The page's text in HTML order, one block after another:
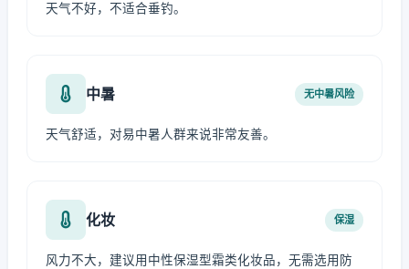
天气不好，不适合垂钓。
中暑 无中暑风险
天气舒适，对易中暑人群来说非常友善。
化妆 保湿
风力不大，建议用中性保湿型霜类化妆品，无需选用防